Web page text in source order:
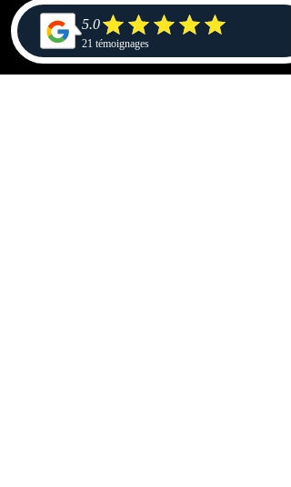
VENDREDI 8H-12h/ 13h-16h
SAMEDI 17H-20H